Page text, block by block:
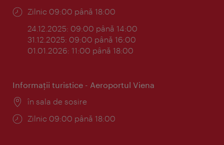
Program:
Zilnic 09:00 până 18:00
24.12.2025: 09:00 până 14:00
31.12.2025: 09:00 până 16:00
01.01.2026: 11:00 până 18:00
Informaţii turistice - Aeroportul Viena
Locul:
în sala de sosire
Program:
Zilnic 09:00 până 18:00